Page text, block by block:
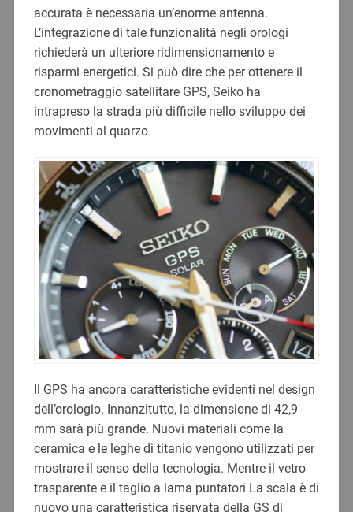
accurata è necessaria un’enorme antenna.
L’integrazione di tale funzionalità negli orologi
richiederà un ulteriore ridimensionamento e
risparmi energetici. Si può dire che per ottenere il
cronometraggio satellitare GPS, Seiko ha
intrapreso la strada più difficile nello sviluppo dei
movimenti al quarzo.
Il GPS ha ancora caratteristiche evidenti nel design
dell’orologio. Innanzitutto, la dimensione di 42,9
mm sarà più grande. Nuovi materiali come la
ceramica e le leghe di titanio vengono utilizzati per
mostrare il senso della tecnologia. Mentre il vetro
trasparente e il taglio a lama puntatori La scala è di
nuovo una caratteristica riservata della GS di